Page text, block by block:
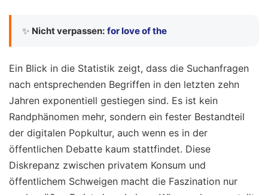
✨ Nicht verpassen: for love of the
Ein Blick in die Statistik zeigt, dass die Suchanfragen
nach entsprechenden Begriffen in den letzten zehn
Jahren exponentiell gestiegen sind. Es ist kein
Randphänomen mehr, sondern ein fester Bestandteil
der digitalen Popkultur, auch wenn es in der
öffentlichen Debatte kaum stattfindet. Diese
Diskrepanz zwischen privatem Konsum und
öffentlichem Schweigen macht die Faszination nur